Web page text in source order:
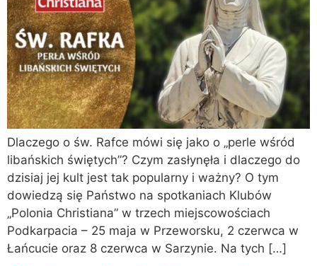
Dlaczego o św. Rafce mówi się jako o „perle wśród
libańskich świętych”? Czym zasłynęła i dlaczego do
dzisiaj jej kult jest tak popularny i ważny? O tym
dowiedzą się Państwo na spotkaniach Klubów
„Polonia Christiana” w trzech miejscowościach
Podkarpacia – 25 maja w Przeworsku, 2 czerwca w
Łańcucie oraz 8 czerwca w Sarzynie. Na tych […]